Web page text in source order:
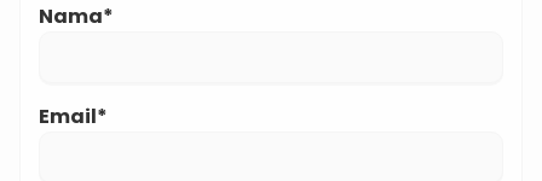
Nama*
Email*